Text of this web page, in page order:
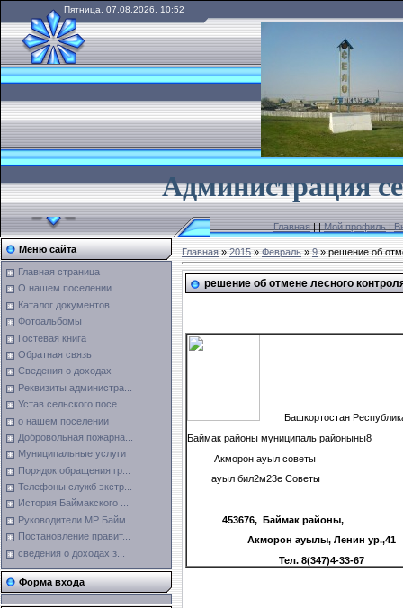
Пятница, 07.08.2026, 10:52
Администрация
Главная||Мой профиль|
Меню сайта
Главная страница
О нашем поселении
Каталог документов
Фотоальбомы
Гостевая книга
Обратная связь
Сведения о доходах
Реквизиты администра...
Устав сельского посе...
о нашем поселении
Добровольная пожарна...
Муниципальные услуги
Порядок обращения гр...
Телефоны служб экстр...
История Баймакского ...
Руководители МР Байм...
Постановление правит...
сведения о доходах з...
Форма входа
Главная»2015 » Февраль » 9» решение об
решение об отмене лесного
Башкортостан
Баймак районы муниципаль районыны8
Акморон ауыл советы
ауыл бил2м23е Советы
453676, Баймак районы,
Акморон ауылы, Ленин ур.,41
Тел. 8(347)4-33-67